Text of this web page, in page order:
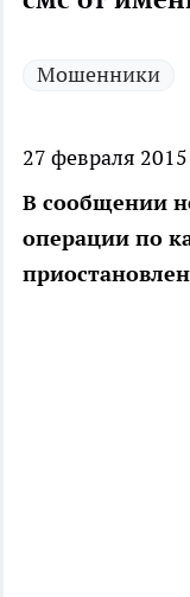
Мошенники
27 февраля 2015
В сообщении
операции по